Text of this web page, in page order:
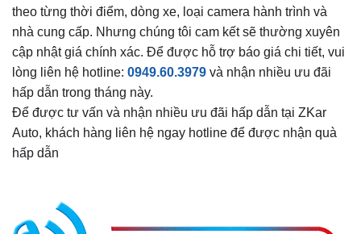
theo từng thời điểm, dòng xe, loại camera hành trình và
nhà cung cấp. Nhưng chúng tôi cam kết sẽ thường xuyên
cập nhật giá chính xác. Để được hỗ trợ báo giá chi tiết, vui
lòng liên hệ hotline: 0949.60.3979 và nhận nhiều ưu đãi
hấp dẫn trong tháng này.
Để được tư vấn và nhận nhiều ưu đãi hấp dẫn tại ZKar
Auto, khách hàng liên hệ ngay hotline để được nhận quà
hấp dẫn